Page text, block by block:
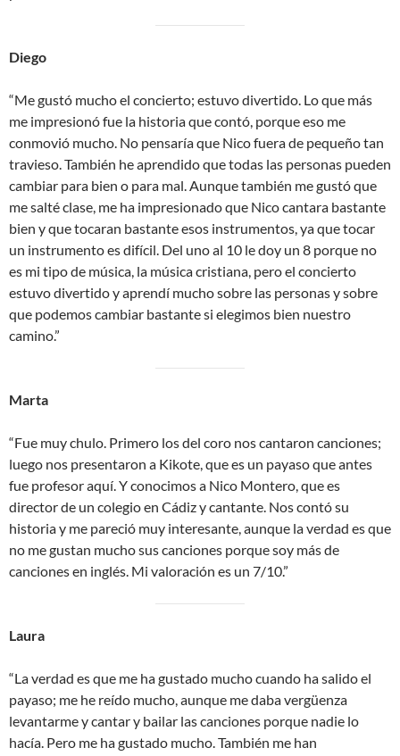
Diego
“Me gustó mucho el concierto; estuvo divertido. Lo que más
me impresionó fue la historia que contó, porque eso me
conmovió mucho. No pensaría que Nico fuera de pequeño tan
travieso. También he aprendido que todas las personas pueden
cambiar para bien o para mal. Aunque también me gustó que
me salté clase, me ha impresionado que Nico cantara bastante
bien y que tocaran bastante esos instrumentos, ya que tocar
un instrumento es difícil. Del uno al 10 le doy un 8 porque no
es mi tipo de música, la música cristiana, pero el concierto
estuvo divertido y aprendí mucho sobre las personas y sobre
que podemos cambiar bastante si elegimos bien nuestro
camino.”
Marta
“Fue muy chulo. Primero los del coro nos cantaron canciones;
luego nos presentaron a Kikote, que es un payaso que antes
fue profesor aquí. Y conocimos a Nico Montero, que es
director de un colegio en Cádiz y cantante. Nos contó su
historia y me pareció muy interesante, aunque la verdad es que
no me gustan mucho sus canciones porque soy más de
canciones en inglés. Mi valoración es un 7/10.”
Laura
“La verdad es que me ha gustado mucho cuando ha salido el
payaso; me he reído mucho, aunque me daba vergüenza
levantarme y cantar y bailar las canciones porque nadie lo
hacía. Pero me ha gustado mucho. También me han